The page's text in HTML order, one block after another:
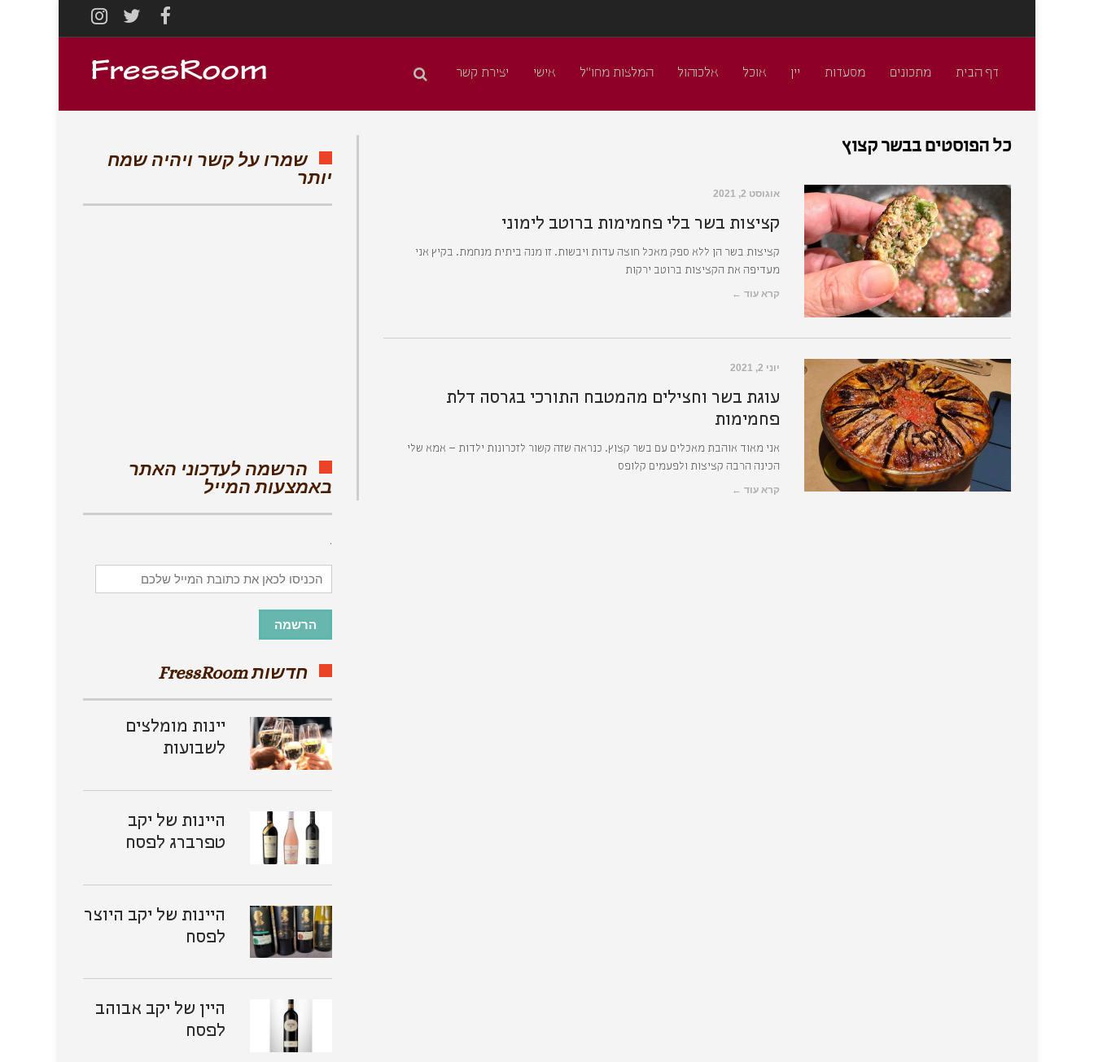
דף הבית מתכונים מסעדות יין אוכל אלכוהול המלצות מחו"ל אישי יצירת קשר
כל הפוסטים בבשר קצוץ
אוגוסט 2, 2021
קציצות בשר בלי פחמימות ברוטב לימוני
קציצות בשר הן ללא ספק מאכל חוצה עדות ויבשות. זו מנה ביתית מנחמת. בקיץ אני
מעדיפה את הקציצות ברוטב ירקות
קרא עוד ←
יוני 2, 2021
עוגת בשר וחצילים מהמטבח התורכי בגרסה דלת
פחמימות
אני מאוד אוהבת מאכלים עם בשר קצוץ. כנראה שזה קשור לזכרונות ילדות – אמא שלי
הכינה הרבה קציצות ולפעמים קלופס
קרא עוד ←
שמרו על קשר ויהיה שמח
יותר
הרשמה לעדכוני האתר
באמצעות המייל
.
הכניסו
לכאן
את
כתובת
המייל
הרשמה
חדשות FressRoom
יינות מומלצים
לשבועות
היינות של יקב
טפרברג לפסח
היינות של יקב היוצר
לפסח
היין של יקב אבוהב
לפסח